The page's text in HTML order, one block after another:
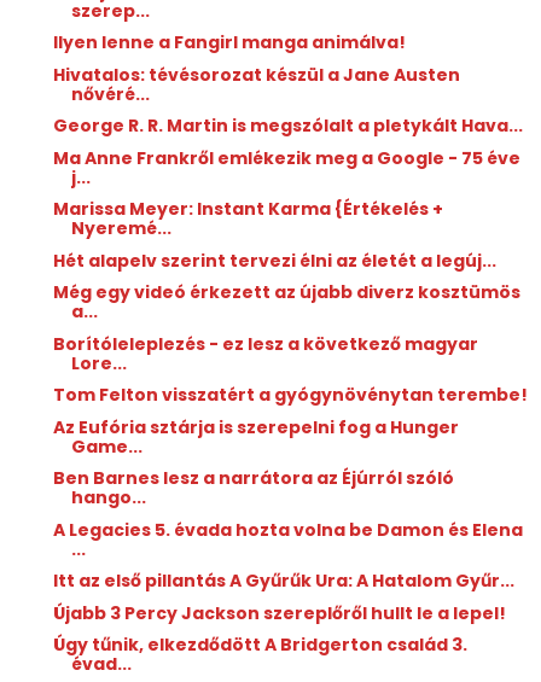
szerep...
Ilyen lenne a Fangirl manga animálva!
Hivatalos: tévésorozat készül a Jane Austen
nővéré...
George R. R. Martin is megszólalt a pletykált Hava...
Ma Anne Frankről emlékezik meg a Google - 75 éve
j...
Marissa Meyer: Instant ​Karma {Értékelés +
Nyeremé...
Hét alapelv szerint tervezi élni az életét a legúj...
Még egy videó érkezett az újabb diverz kosztümös
a...
Borítóleleplezés - ez lesz a következő magyar
Lore...
Tom Felton visszatért a gyógynövénytan terembe!
Az Eufória sztárja is szerepelni fog a Hunger
Game...
Ben Barnes lesz a narrátora az Éjúrról szóló
hango...
A Legacies 5. évada hozta volna be Damon és Elena
...
Itt az első pillantás A Gyűrűk Ura: A Hatalom Gyűr...
Újabb 3 Percy Jackson szereplőről hullt le a lepel!
Úgy tűnik, elkezdődött A Bridgerton család 3.
évad...